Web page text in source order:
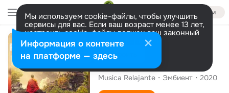
Войти
Мы используем cookie-файлы, чтобы улучшить
сервисы для вас. Если ваш возраст менее 13 лет,
настроить cookie-файлы должен ваш законный
представитель. Больше информации
Разрешить все Настроить
Альбом
Musica Relajante
Musica Relajante Эмбиент 2020
Информация о контенте
на платформе — здесь